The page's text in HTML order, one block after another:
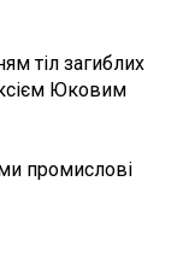
тіл загиблих
Юковим
промислові